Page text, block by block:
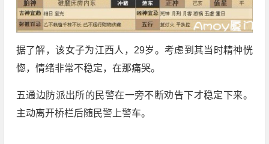
据了解，该女子为江西人，29岁。考虑到其当时精神恍
惚，情绪非常不稳定，在那痛哭。
五通边防派出所的民警在一旁不断劝告下才稳定下来。
主动离开桥栏后随民警上警车。